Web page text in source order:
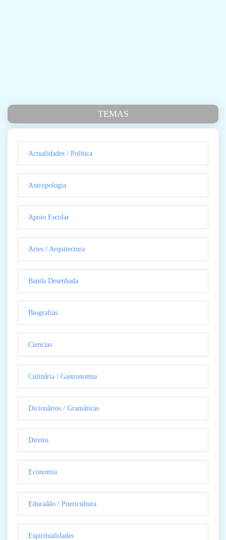
TEMAS
Actualidades / Politica
Antropologia
Apoio Escolar
Artes / Arquitectura
Banda Desenhada
Biografias
Ciencias
Culinãria / Gastronomia
Dicionãrios / Gramãticas
Direito
Economia
Educaãão / Puericultura
Espiritualidades